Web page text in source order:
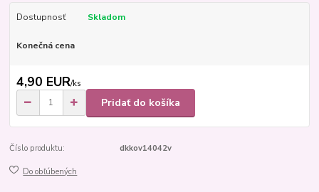
Dostupnosť Skladom
Konečná cena
4,90 EUR/ks
Pridať do košíka
Číslo produktu: dkkov14042v
Do obľúbených